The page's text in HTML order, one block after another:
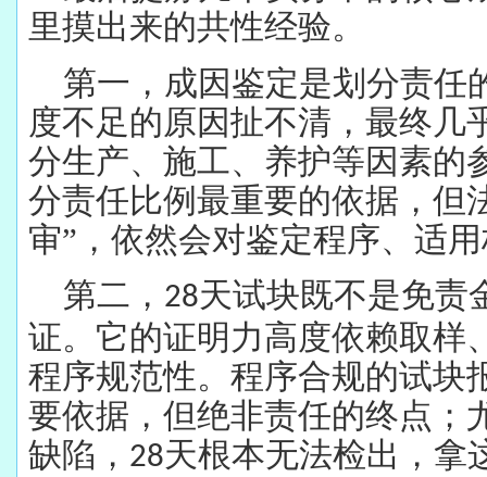
里摸出来的共性经验。
第一，成因鉴定是划分责任
度不足的原因扯不清，最终几
分生产、施工、养护等因素的
分责任比例最重要的依据，但
审”，依然会对鉴定程序、适
第二， 28天试块既不是免责
证。它的证明力高度依赖取样
程序规范性。程序合规的试块
要依据，但绝非责任的终点；
缺陷， 28天根本无法检出，拿